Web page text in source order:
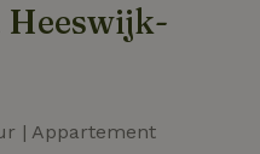
Heeswijk-
| Appartement